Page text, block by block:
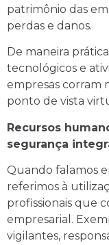
patrimônio das
perdas e danos.
De maneira
tecnológicos e
empresas corram
ponto de vista
Recursos
segurança
Quando falamos
referimos à
profissionais que
empresarial.
vigilantes,